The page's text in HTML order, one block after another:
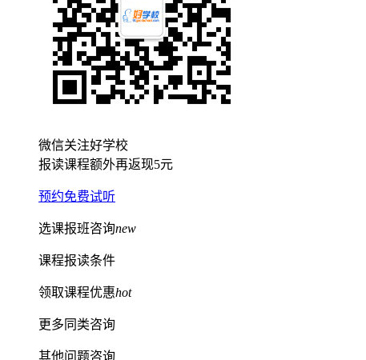
微信关注好学校
报读课程额外再返现5元
预约免费试听
选课报班咨询new
课程报读条件
领取课程优惠hot
更多同类咨询
其他问题咨询